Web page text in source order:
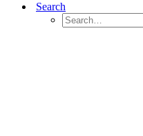
Search